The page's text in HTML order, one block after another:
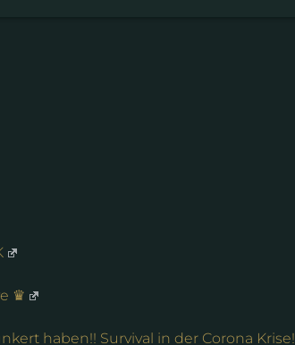
♛
haben!! Survival in der Corona Krise!